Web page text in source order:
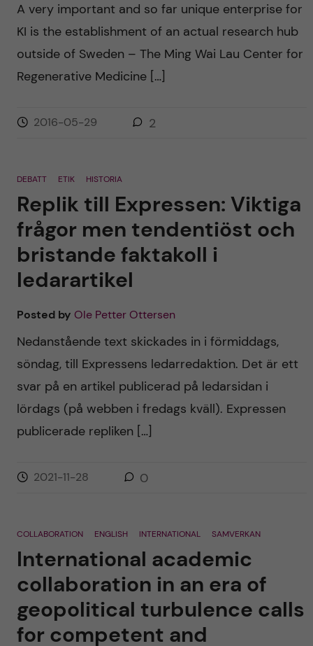
A very important and so far unique enterprise for
KI is the establishment of an actual research hub
outside of Sweden – The Ming Wai Lau Center for
Regenerative Medicine […]
2016-05-29 2
DEBATT ETIK HISTORIA
Replik till Expressen: Viktiga
frågor men tendentiöst och
bristande faktakoll i
ledarartikel
Posted by Ole Petter Ottersen
Nedanstående text skickades in i förmiddags,
söndag, till Expressens ledarredaktion. Det är ett
svar på en artikel publicerad på ledarsidan i
lördags (på webben i fredags kväll). Expressen
publicerade repliken […]
2021-11-28 0
COLLABORATION ENGLISH INTERNATIONAL SAMVERKAN
International academic
collaboration in an era of
geopolitical turbulence calls
for competent and